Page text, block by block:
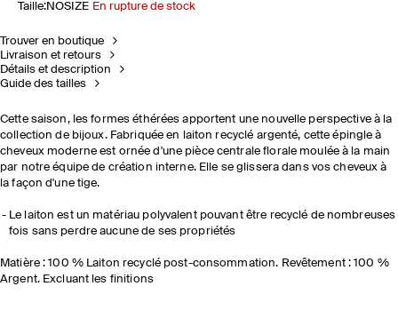
Taille:NOSIZE En rupture de stock
Trouver en boutique
Livraison et retours
Détails et description
Guide des tailles
Cette saison, les formes éthérées apportent une nouvelle perspective à la
collection de bijoux. Fabriquée en laiton recyclé argenté, cette épingle à
cheveux moderne est ornée d'une pièce centrale florale moulée à la main
par notre équipe de création interne. Elle se glissera dans vos cheveux à
la façon d'une tige.
Le laiton est un matériau polyvalent pouvant être recyclé de nombreuses
fois sans perdre aucune de ses propriétés
Matière : 100 % Laiton recyclé post-consommation. Revêtement : 100 %
Argent. Excluant les finitions